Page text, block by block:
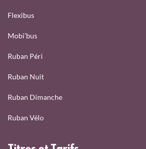
Flexibus
Mobi’bus
Ruban Péri
Ruban Nuit
Ruban Dimanche
Ruban Vélo